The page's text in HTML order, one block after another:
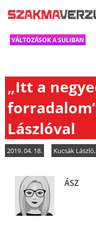
VÁLTOZÁSOK A SULIBAN
„Itt a
Lászlóval
2019. 04. 18. Kucsák László,
ÁSZ